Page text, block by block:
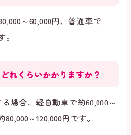
～60,000円、普通車で
。
れくらいかかりますか？
場合、軽自動車で約60,000～
～120,000円です。